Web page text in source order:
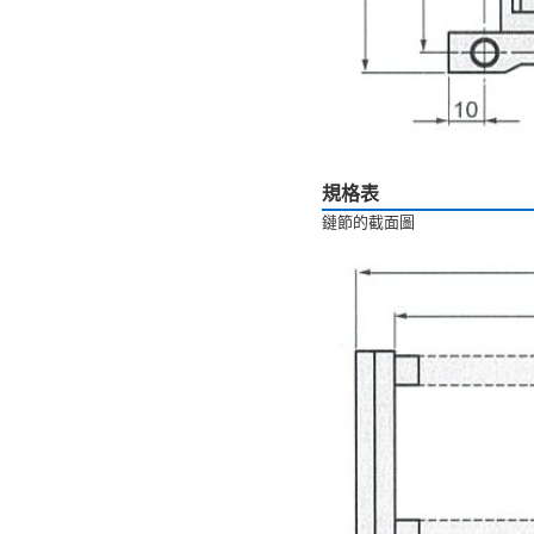
規格表
鏈節的截面圖